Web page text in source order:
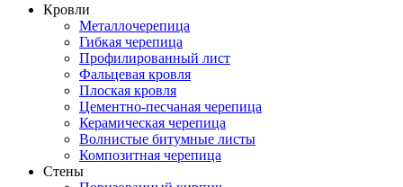
Кровли
Металлочерепица
Гибкая черепица
Профилированный лист
Фальцевая кровля
Плоская кровля
Цементно-песчаная черепица
Керамическая черепица
Волнистые битумные листы
Композитная черепица
Стены